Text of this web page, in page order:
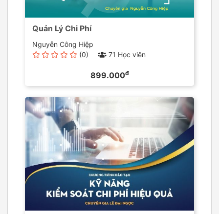
Quản Lý Chi Phí
Nguyễn Công Hiệp
(0)
71 Học viên
899.000đ